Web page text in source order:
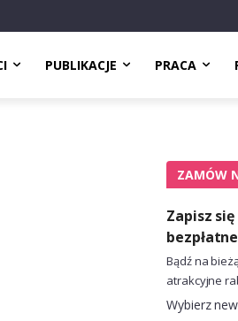
PUBLIKACJE PRACA
ZAMÓW
Zapisz
Bądź na
atrakcyjne
Wybierz